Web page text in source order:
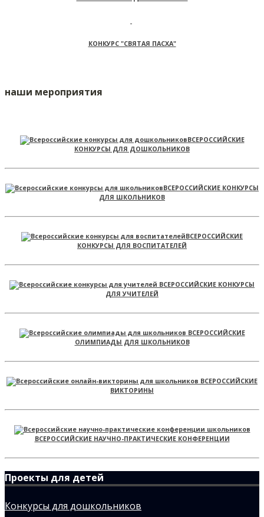
КОНКУРС "СВЯТАЯ ПАСХА"
наши мероприятия
ВСЕРОССИЙСКИЕ
КОНКУРСЫ ДЛЯ ДОШКОЛЬНИКОВ
ВСЕРОССИЙСКИЕ КОНКУРСЫ
ДЛЯ ШКОЛЬНИКОВ
ВСЕРОССИЙСКИЕ
КОНКУРСЫ ДЛЯ ВОСПИТАТЕЛЕЙ
ВСЕРОССИЙСКИЕ КОНКУРСЫ
ДЛЯ УЧИТЕЛЕЙ
ВСЕРОССИЙСКИЕ
ОЛИМПИАДЫ ДЛЯ ШКОЛЬНИКОВ
ВСЕРОССИЙСКИЕ
ВИКТОРИНЫ
ВСЕРОССИЙСКИЕ НАУЧНО-ПРАКТИЧЕСКИЕ КОНФЕРЕНЦИИ
Проекты для детей
Конкурсы для дошкольников